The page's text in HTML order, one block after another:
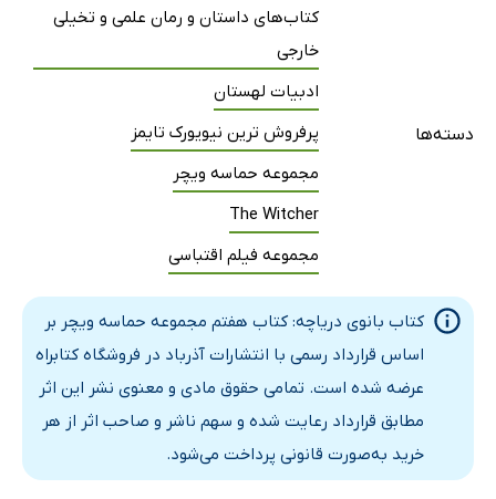
دسته‌ها
کتاب‌های داستان و رمان علمی و تخیلی
خارجی
ادبیات لهستان
پرفروش ترین نیویورک تایمز
مجموعه حماسه ویچر
The Witcher
مجموعه فیلم اقتباسی
کتاب بانوی دریاچه: کتاب هفتم مجموعه حماسه ویچر بر
اساس قرارداد رسمی با انتشارات آذرباد در فروشگاه کتابراه
عرضه شده است. تمامی حقوق مادی و معنوی نشر این اثر
مطابق قرارداد رعایت شده و سهم ناشر و صاحب اثر از هر
خرید به‌صورت قانونی پرداخت می‌شود.